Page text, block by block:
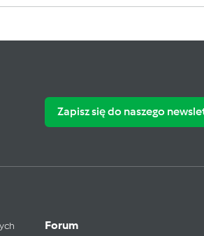
Zapisz się do naszego
Forum